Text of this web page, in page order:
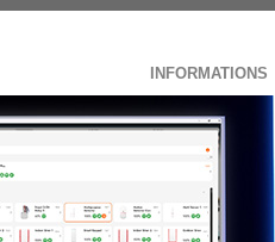
INFORMATIONS